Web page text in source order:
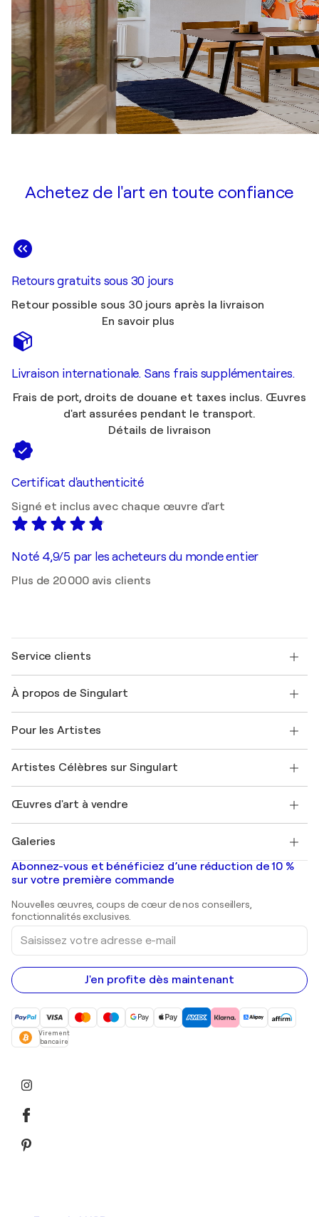
Achetez de l'art en toute confiance
Retours gratuits sous 30 jours
Retour possible sous 30 jours après la livraison
En savoir plus
Livraison internationale. Sans frais supplémentaires.
Frais de port, droits de douane et taxes inclus. Œuvres
d'art assurées pendant le transport.
Détails de livraison
Certificat d'authenticité
Signé et inclus avec chaque œuvre d'art
Noté 4,9/5 par les acheteurs du monde entier
Plus de 20 000 avis clients
Service clients
Expédition
Offrir une carte cadeau
Rejoignez notre programme commercial
Mon compte
+33 1 76 44 06 42
À propos de Singulart
FAQ
Magazine Singulart
Emplois
Découvrez une sélection d'art original
Pour les Artistes
Se connecter en tant qu'Artiste
Artistes Célèbres sur Singulart
Marc Chagall
Banksy
Mr. Brainwash
Shepard Fairey
Œuvres d'art à vendre
Tableaux abstraits à vendre
Peintures de paysage
Estampes
Peintures acryliques
Galeries
Galeries d'art en France
Galeries d'art en Belgique
Abonnez-vous et bénéficiez d’une réduction de 10 %
sur votre première commande
Nouvelles œuvres, coups de cœur de nos conseillers,
fonctionnalités exclusives.
Saisissez
votre
adresse
e-
mail
J'en profite dès maintenant
Virement
bancaire